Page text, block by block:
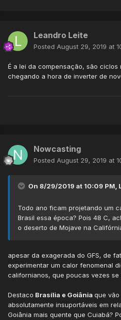
Leandro Leite
Posted August 29, 2019 at
É a lei da compensação, são
chegando a hora de inverter de
Nowcasting
Posted August 29, 2019 at
On 8/29/2019 at 10:09 PM,
Todo ano ficam projetando um
Brasil essa época? Pois 48 C,
o deserto de Mojave na
apesar da exagerada do GFS, de
experimentar um calor fenomenal
californianos, que poucas vezes se
Destaco Brasília e Goiânia que
absolutamente insuportáveis em
Goiânia mais quente que Cuiabá?